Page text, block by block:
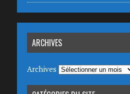
ARCHIVES
Archives